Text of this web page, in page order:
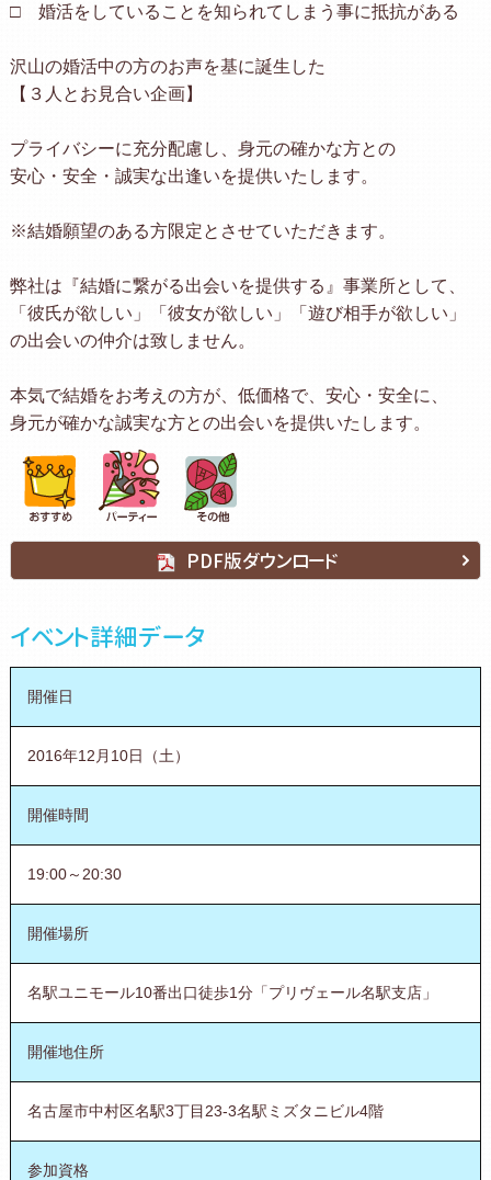
□ 婚活をしていることを知られてしまう事に抵抗がある
沢山の婚活中の方のお声を基に誕生した
【３人とお見合い企画】
プライバシーに充分配慮し、身元の確かな方との
安心・安全・誠実な出逢いを提供いたします。
※結婚願望のある方限定とさせていただきます。
弊社は『結婚に繋がる出会いを提供する』事業所として、
「彼氏が欲しい」「彼女が欲しい」「遊び相手が欲しい」
の出会いの仲介は致しません。
本気で結婚をお考えの方が、低価格で、安心・安全に、
身元が確かな誠実な方との出会いを提供いたします。
PDF版ダウンロード
イベント詳細データ
開催日
2016年12月10日（土）
開催時間
19:00～20:30
開催場所
名駅ユニモール10番出口徒歩1分「プリヴェール名駅支店」
開催地住所
名古屋市中村区名駅3丁目23-3名駅ミズタニビル4階
参加資格